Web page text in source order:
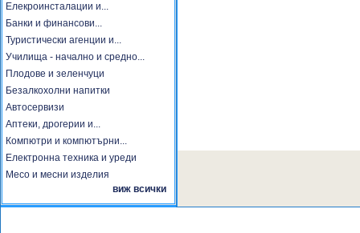
Елекроинсталации и...
Банки и финансови...
Туристически агенции и...
Училища - начално и средно...
Плодове и зеленчуци
Безалкохолни напитки
Автосервизи
Аптеки, дрогерии и...
Компютри и компютърни...
Електронна техника и уреди
Месо и месни изделия
виж всички